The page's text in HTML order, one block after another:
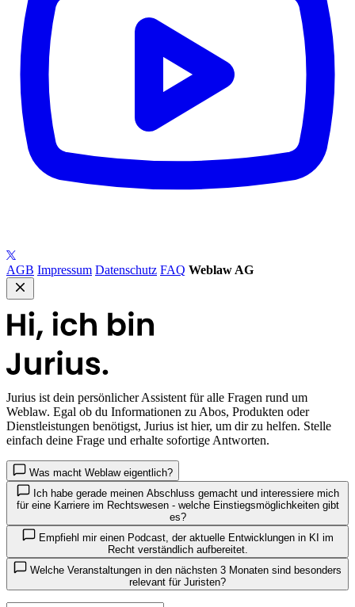
AGB Impressum Datenschutz FAQ Weblaw AG
Jurius ist dein persönlicher Assistent für alle Fragen rund um
Weblaw. Egal ob du Informationen zu Abos, Produkten oder
Dienstleistungen benötigst, Jurius ist hier, um dir zu helfen. Stelle
einfach deine Frage und erhalte sofortige Antworten.
Was macht Weblaw eigentlich?
Ich habe gerade meinen Abschluss gemacht und interessiere mich
für eine Karriere im Rechtswesen - welche Einstiegsmöglichkeiten gibt
es?
Empfiehl mir einen Podcast, der aktuelle Entwicklungen in KI im
Recht verständlich aufbereitet.
relevant für Juristen?